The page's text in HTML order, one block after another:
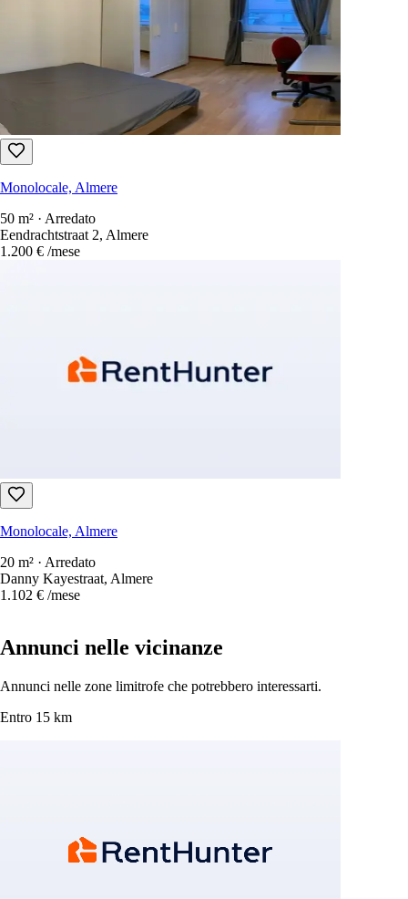
Monolocale, Almere
50 m² · Arredato
Eendrachtstraat 2, Almere
1.200 € /mese
Monolocale, Almere
20 m² · Arredato
Danny Kayestraat, Almere
1.102 € /mese
Annunci nelle vicinanze
Annunci nelle zone limitrofe che potrebbero interessarti.
Entro 15 km